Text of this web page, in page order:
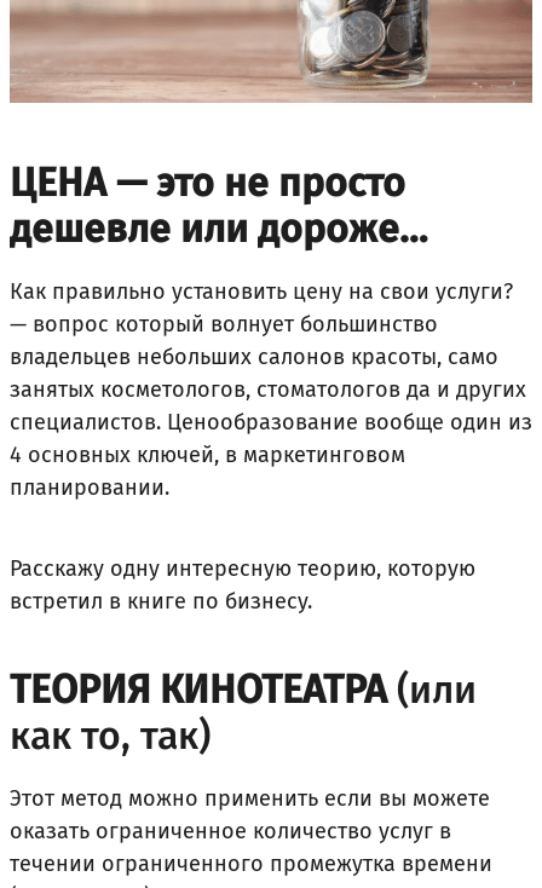
ЦЕНА — это не просто
дешевле или дороже…
Как правильно установить цену на свои услуги?
— вопрос который волнует большинство
владельцев небольших салонов красоты, само
занятых косметологов, стоматологов да и других
специалистов. Ценообразование вообще один из
4 основных ключей, в маркетинговом
планировании.
Расскажу одну интересную теорию, которую
встретил в книге по бизнесу.
ТЕОРИЯ КИНОТЕАТРА(или
как то, так)
Этот метод можно применить если вы можете
оказать ограниченное количество услуг в
течении ограниченного промежутка времени